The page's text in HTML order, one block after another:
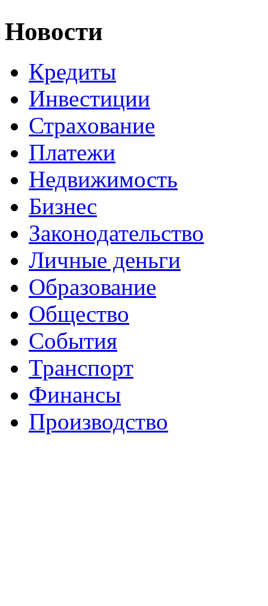
Новости
Кредиты
Инвестиции
Страхование
Платежи
Недвижимость
Бизнес
Законодательство
Личные деньги
Образование
Общество
События
Транспорт
Финансы
Производство